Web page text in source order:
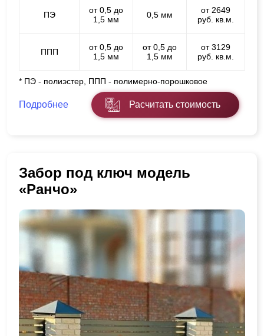
ПЭ
от 0,5 до
1,5 мм
0,5 мм
от 2649
руб. кв.м.
ППП
от 0,5 до
1,5 мм
от 0,5 до
1,5 мм
от 3129
руб. кв.м.
* ПЭ - полиэстер, ППП - полимерно-порошковое
Подробнее Расчитать стоимость
Забор под ключ модель
«Ранчо»